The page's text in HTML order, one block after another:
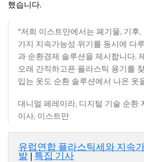
했습니다.
“저희 이스트만에서는 폐기물, 기후,
가지 지속가능성 위기를 동시에 다
과 순환경제 솔루션을 제시합니다.
오래 간직하고픈 플라스틱 용기를
입는 옷도 순환 솔루션에서 나온 옷
대니얼 페레이라, 디지털 기술 순환
이사, 이스트만
유럽연합 플라스틱세와 지속
발 | 특집 기사